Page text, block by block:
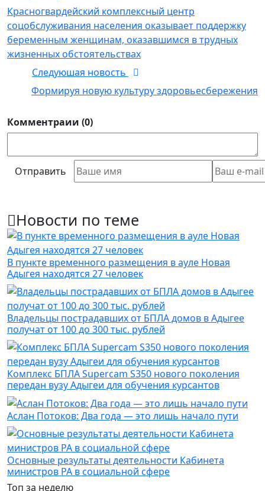
Красногвардейский комплексный центр
соцобслуживания населения оказывает поддержку
беременным женщинам, оказавшимся в трудных
жизненных обстоятельствах
Следуюшая новость
Формируя новую культуру здоровьесбережения
Комментраии (0)
Отправить
Новости по теме
В пункте временного размещения в ауле Новая
Адыгея находятся 27 человек
Владельцы пострадавших от БПЛА домов в Адыгее
получат от 100 до 300 тыс. рублей
Комплекс БПЛА Supercam S350 нового поколения
передан вузу Адыгеи для обучения курсантов
Аслан Потоков: Два года — это лишь начало пути
Основные результаты деятельности Кабинета
министров РА в социальной сфере
Топ за неделю